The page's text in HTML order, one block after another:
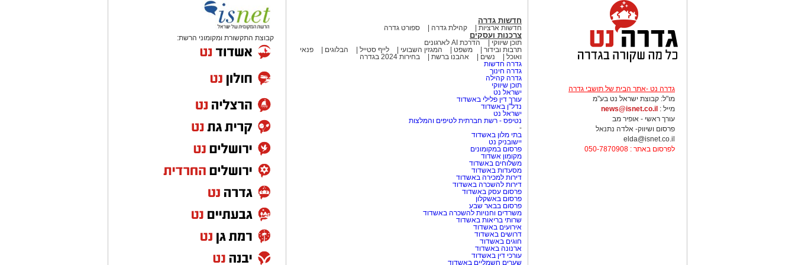
יש לכם מידע חשוב שטרם נחשף? צילומים מאירוע חדשותי? מצאתם טעות
בכתבה? נשמח שתשתפו אותנו
גדרה נט -אתר הבית של תושבי גדרה
מו"ל: קבוצת ישראל נט בע"מ
מייל : news@isnet.co.il
עורך ראשי - אופיר מב
פרסום ושיווק- אלדה נתנאל
elda@isnet.co.il
לפרסום באתר : 050-7870908
חדשות גדרה
חדשות ארציות קהילת גדרה ספורט גדרה
צרכנות ועסקים
תוכן שיווקי
הדרכת AI לארגונים
תרבות ובידור
משפט המגזין השבועי לייף סטייל הבלוגים
פנאי
ואוכל
נשים אהבנו ברשת
בחירות 2024 בגדרה
גדרה חדשות
גדרה חינוך
גדרה קהילה
תוכן שיווקי
ישראל נט
עורך דין פלילי באשדוד
נדל"ן באשדוד
ישראל נט
נטיפס - רשת חברתית לטיפים והמלצות
-
בתי מלון באשדוד
יישובניק נט
פרסום במקומונים
מקומון אשדוד
משלוחים באשדוד
מסעדות באשדוד
דירות למכירה באשדוד
דירות להשכרה באשדוד
פרסום עסק באשדוד
פרסום באשקלון
פרסום בבאר שבע
משרדים וחנויות להשכרה באשדוד
שרותי בריאות באשדוד
אירועים באשדוד
דרושים באשדוד
חוגים באשדוד
ארנונה באשדוד
עורכי דין באשדוד
שערים חשמליים באשדוד
קבוצת התקשורת ומקומוני הרשת: